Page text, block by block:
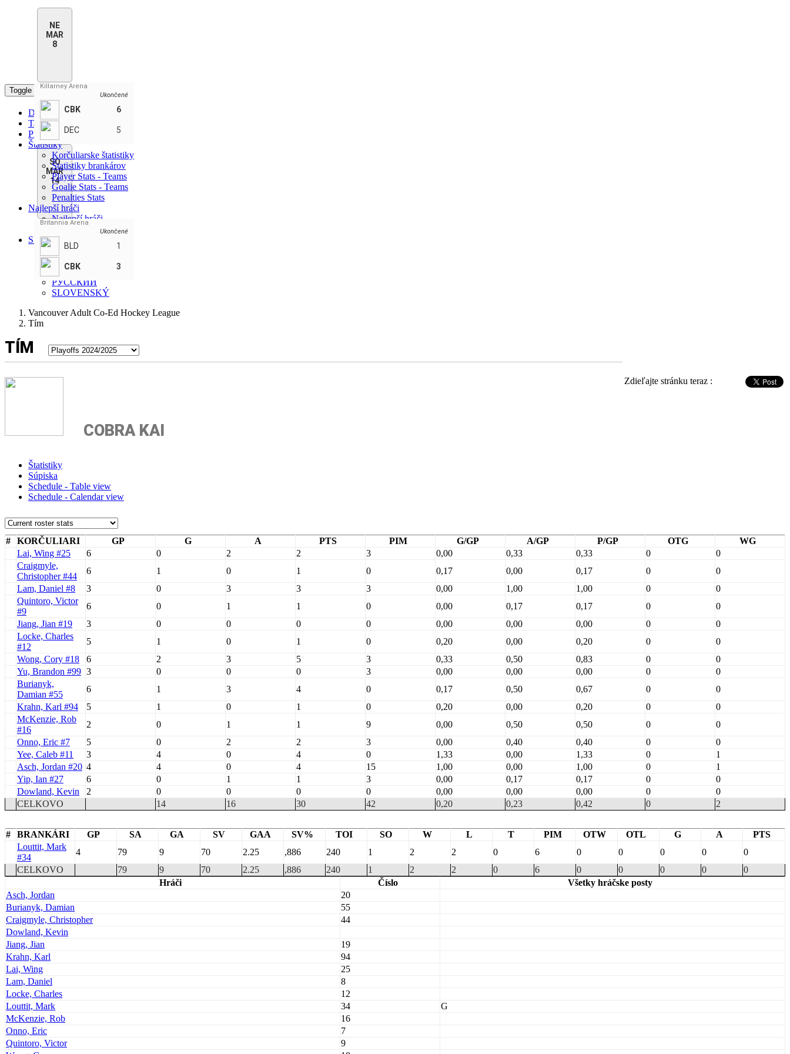
NE
MAR
8
Killarney Arena
Ukončené
CBK 6
DEC 5
SO
MAR
14
Britannia Arena
Ukončené
BLD 1
CBK 3
Toggle navigation
Domov
Tabuľka
Program & Výsledky
Štatistiky
Korčuliarske štatistiky
Štatistiky brankárov
Player Stats - Teams
Goalie Stats - Teams
Penalties Stats
Najlepší hráči
Najlepší hráči
Najlepší hráči tímu
SK
ENGLISH
FRANÇAIS
SLOVENSKI
РУССКИЙ
SLOVENSKÝ
Vancouver Adult Co-Ed Hockey League
Tím
TÍM
Zdieľajte stránku teraz :
COBRA KAI
Štatistiky
Súpiska
Schedule - Table view
Schedule - Calendar view
# KORČULIARI GP G A PTS PIM G/GP A/GP P/GP OTG
WG
Lai, Wing #25
6 0 2 2 3 0,00 0,33 0,33 0
0
Craigmyle,
Christopher #44
6 1 0 1 0 0,17 0,00 0,17 0
0
Lam, Daniel #8
3 0 3 3 3 0,00 1,00 1,00 0
0
Quintoro, Victor
#9
6 0 1 1 0 0,00 0,17 0,17 0
0
Jiang, Jian #19
3 0 0 0 0 0,00 0,00 0,00 0
0
Locke, Charles
#12
5 1 0 1 0 0,20 0,00 0,20 0
0
Wong, Cory #18
6 2 3 5 3 0,33 0,50 0,83 0
0
Yu, Brandon #99 3 0 0 0 3 0,00 0,00 0,00 0
0
Burianyk,
Damian #55
6 1 3 4 0 0,17 0,50 0,67 0
0
Krahn, Karl #94
5 1 0 1 0 0,20 0,00 0,20 0
0
McKenzie, Rob
#16
2 0 1 1 9 0,00 0,50 0,50 0
0
Onno, Eric #7
5 0 2 2 3 0,00 0,40 0,40 0
0
Yee, Caleb #11
3 4 0 4 0 1,33 0,00 1,33 0
1
Asch, Jordan #20 4 4 0 4 15 1,00 0,00 1,00 0
1
Yip, Ian #27
6 0 1 1 3 0,00 0,17 0,17 0
0
Dowland, Kevin
2 0 0 0 0 0,00 0,00 0,00 0
0
CELKOVO
14 16 30 42 0,20 0,23 0,42 0 2
# BRANKÁRI GP SA GA SV GAA SV% TOI SO W L T PIM OTW OTL G A
PTS
Louttit, Mark
#34
4 79 9 70 2.25 ,886 240 1 2 2 0 6 0 0 0 0
0
CELKOVO
79 9 70 2.25 ,886 240 1 2 2 0 6 0 0 0 0
0
Hráči
Číslo
Všetky hráčske posty
Asch, Jordan
20
Burianyk, Damian
55
Craigmyle, Christopher
44
Dowland, Kevin
Jiang, Jian
19
Krahn, Karl
94
Lai, Wing
25
Lam, Daniel
8
Locke, Charles
12
Louttit, Mark
34
G
McKenzie, Rob
16
Onno, Eric
7
Quintoro, Victor
9